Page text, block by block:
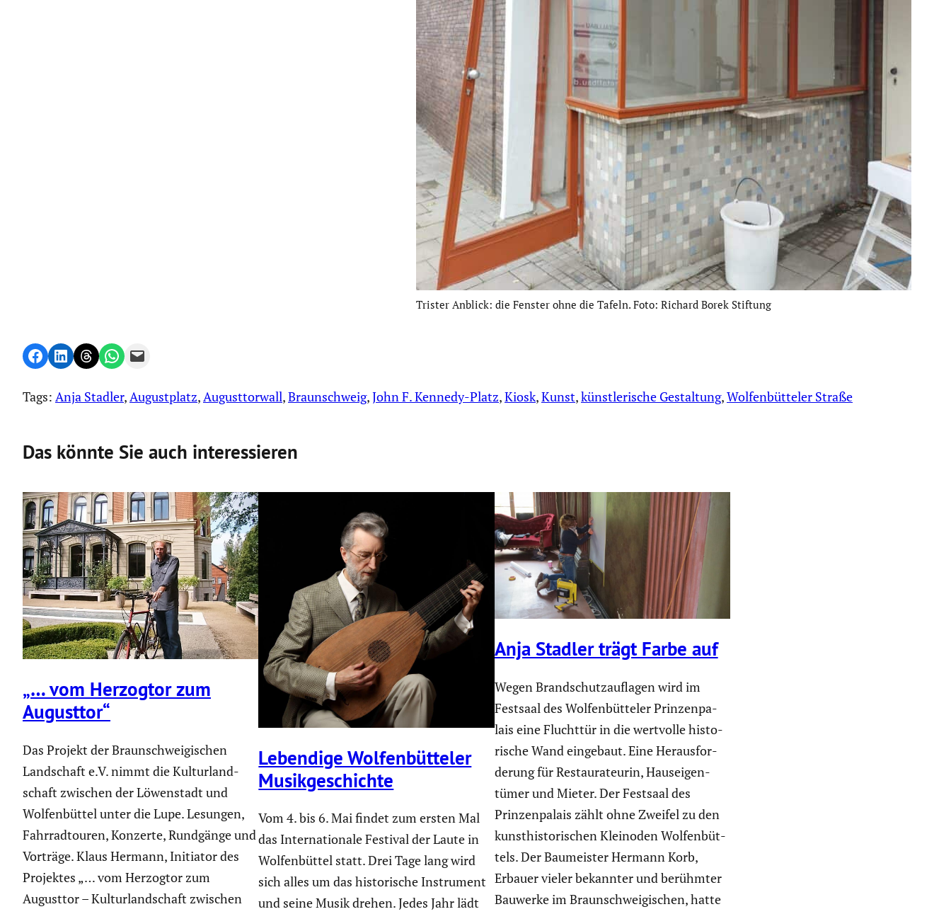
Trister Anblick: die Fenster ohne die Tafeln. Foto: Richard Borek Stiftung
Share on Facebook
Share on LinkedIn
Share on Threads
Share on WhatsApp
Email this Page
Tags: Anja Stadler, Augustplatz, Augusttorwall, Braunschweig, John F. Kennedy-Platz, Kiosk, Kunst, künstlerische Gestaltung, Wolfenbütteler Straße
Das könnte Sie auch interessieren
„… vom Herzogtor zum
Augusttor“
Das Projekt der Braun­schwei­gi­schen
Landschaft e.V. nimmt die Kultur­land­
schaft zwischen der Löwen­stadt und
Wolfen­büttel unter die Lupe. Lesungen,
Fahrrad­touren, Konzerte, Rundgänge und
Vorträge. Klaus Hermann, Initiator des
Projektes „… vom Herzogtor zum
Augusttor – Kultur­land­schaft zwischen
Lebendige Wolfen­büt­teler
Musik­ge­schichte
Vom 4. bis 6. Mai findet zum ersten Mal
das Inter­na­tio­nale Festival der Laute in
Wolfen­büttel statt. Drei Tage lang wird
sich alles um das histo­ri­sche Instru­ment
und seine Musik drehen. Jedes Jahr lädt
Anja Stadler trägt Farbe auf
Wegen Brand­schutz­auf­lagen wird im
Festsaal des Wolfen­büt­teler Prinzen­pa­
lais eine Fluchttür in die wertvolle histo­
ri­sche Wand eingebaut. Eine Heraus­for­
de­rung für Restau­ra­teurin, Hausei­gen­
tümer und Mieter. Der Festsaal des
Prinzen­pa­lais zählt ohne Zweifel zu den
kunst­his­to­ri­schen Kleinoden Wolfen­büt­
tels. Der Baumeister Hermann Korb,
Erbauer vieler bekannter und berühmter
Bauwerke im Braun­schwei­gi­schen, hatte